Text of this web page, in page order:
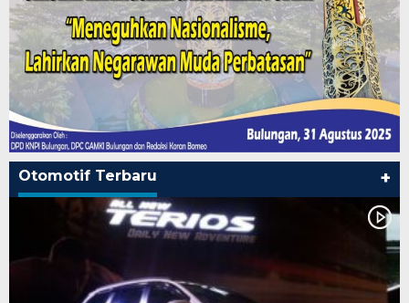
Otomotif Terbaru +